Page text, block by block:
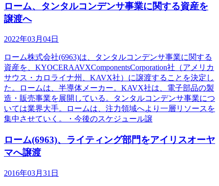
ローム、タンタルコンデンサ事業に関する資産を
譲渡へ
2022年03月04日
ローム株式会社(6963)は、タンタルコンデンサ事業に関する
資産を、KYOCERAAVXComponentsCorporation社（アメリカ
サウス・カロライナ州、KAVX社）に譲渡することを決定し
た。ロームは、半導体メーカー。KAVX社は、電子部品の製
造・販売事業を展開している。タンタルコンデンサ事業につ
いては業界大手。ロームは、注力領域へより一層リソースを
集中させていく。・今後のスケジュール譲
ローム(6963)、ライティング部門をアイリスオーヤ
マへ譲渡
2016年03月31日